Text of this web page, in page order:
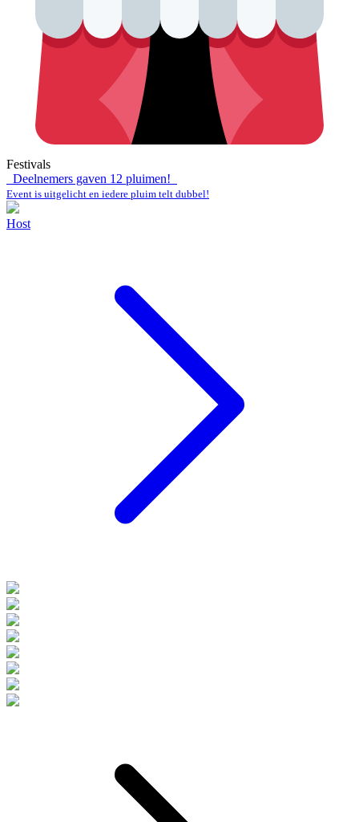
Festivals
Deelnemers gaven 12 pluimen!
Event is uitgelicht en iedere pluim telt dubbel!
Host